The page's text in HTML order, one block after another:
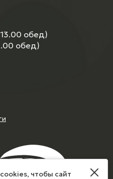
13.00 обед)
обед)
чтобы сайт